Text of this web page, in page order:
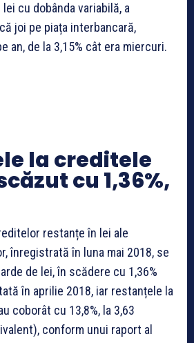
cu dobânda variabilă, a
joi pe piața interbancară,
an, de la 3,15% cât era miercuri.
la creditele
cu 1,36%,
restanțe în lei ale
înregistrată în luna mai 2018, se
de lei, în scădere cu 1,36%
în aprilie 2018, iar restanțele la
coborât cu 13,8%, la 3,63
conform unui raport al